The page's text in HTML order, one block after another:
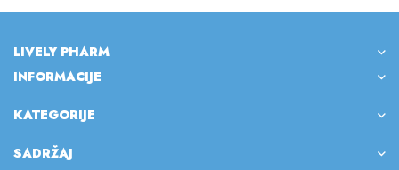
LIVELY PHARM
INFORMACIJE
KATEGORIJE
SADRŽAJ